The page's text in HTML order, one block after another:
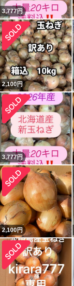
3,777円
2,100円
3,777円
2,100円